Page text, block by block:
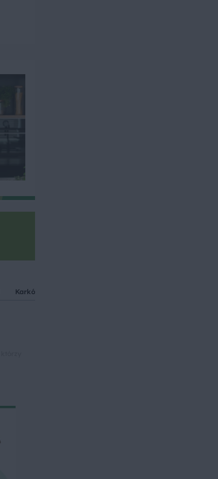
Karkówka pieczona